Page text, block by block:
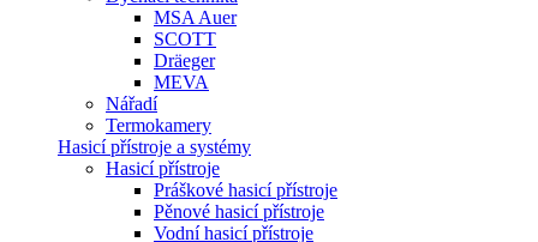
MSA Auer
SCOTT
Dräeger
MEVA
Nářadí
Termokamery
Hasicí přístroje a systémy
Hasicí přístroje
Práškové hasicí přístroje
Pěnové hasicí přístroje
Vodní hasicí přístroje